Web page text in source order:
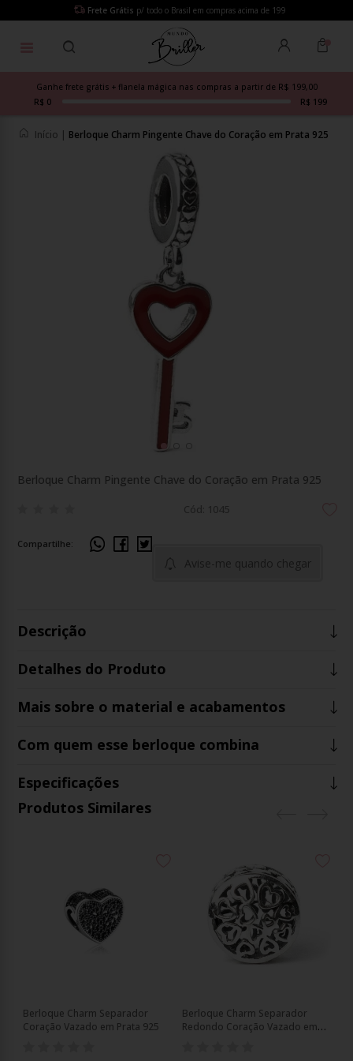
Frete Grátis p/ todo o Brasil em compras acima de 199
Ganhe frete grátis + flanela mágica nas compras a partir de R$ 199,00
R$ 0
R$ 199
Início | Berloque Charm Pingente Chave do Coração em Prata 925
Berloque Charm Pingente Chave do Coração em Prata 925
Cód: 1045
Avise-me quando chegar
Compartilhe:
Descrição
Detalhes do Produto
Mais sobre o material e acabamentos
Com quem esse berloque combina
Especificações
Produtos Similares
Berloque Charm Separador
Coração Vazado em Prata 925
Berloque Charm Separador
Redondo Coração Vazado em